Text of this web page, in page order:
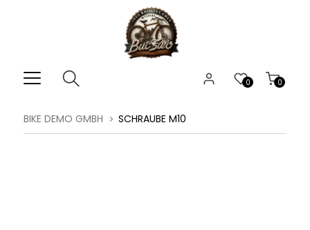
0
0
BIKE DEMO GMBH SCHRAUBE M10